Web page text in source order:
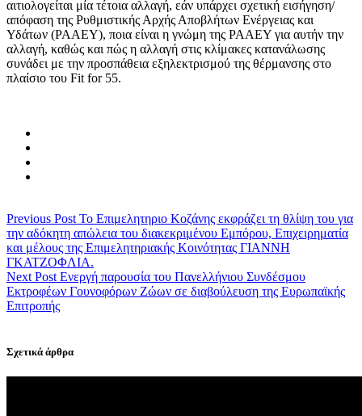
αιτιολογείται μία τέτοια αλλαγή, εάν υπάρχει σχετική εισήγηση/
απόφαση της Ρυθμιστικής Αρχής Αποβλήτων Ενέργειας και
Υδάτων (ΡΑΑΕΥ), ποια είναι η γνώμη της ΡΑΑΕΥ για αυτήν την
αλλαγή, καθώς και πώς η αλλαγή στις κλίμακες κατανάλωσης
συνάδει με την προσπάθεια εξηλεκτρισμού της θέρμανσης στο
πλαίσιο του Fit for 55.
Previous Post Το Επιμελητηριο Κοζάνης εκφράζει τη θλίψη του για
την αδόκητη απώλεια του διακεκριμένου Εμπόρου, Επιχειρηματία
και μέλους της Επιμελητηριακής Κοινότητας ΓΙΑΝΝΗ
ΓΚΑΤΖΟΦΛΙΑ.
Next Post Ενεργή παρουσία του Πανελλήνιου Συνδέσμου
Εκτροφέων Γουνοφόρων Ζώων σε διαβούλευση της Ευρωπαϊκής
Επιτροπής
Σχετικά άρθρα